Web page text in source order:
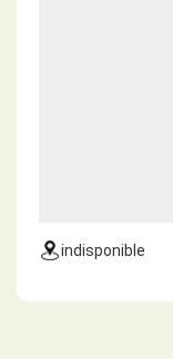
indisponible